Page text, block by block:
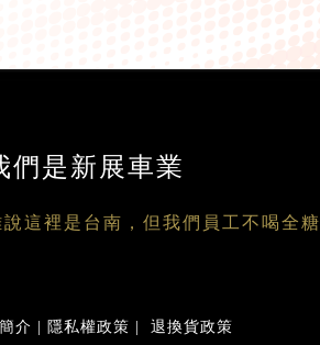
們是新展車業
說這裡是台南，但我們員工不喝全糖
介 |隱私權政策 |退換貨政策